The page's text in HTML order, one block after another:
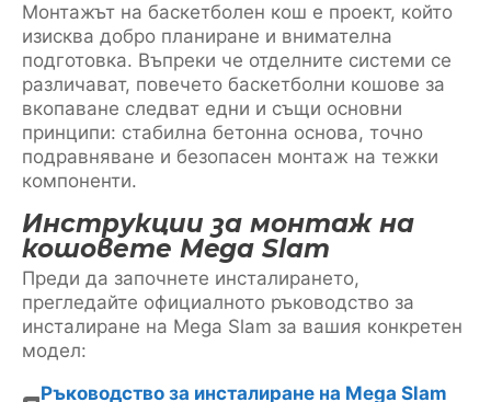
Монтажът на баскетболен кош е проект, който
изисква добро планиране и внимателна
подготовка. Въпреки че отделните системи се
различават, повечето баскетболни кошове за
вкопаване следват едни и същи основни
принципи: стабилна бетонна основа, точно
подравняване и безопасен монтаж на тежки
компоненти.
Инструкции за монтаж на
кошовете Mega Slam
Преди да започнете инсталирането,
прегледайте официалното ръководство за
инсталиране на Mega Slam за вашия конкретен
модел:
Ръководство за инсталиране на Mega Slam